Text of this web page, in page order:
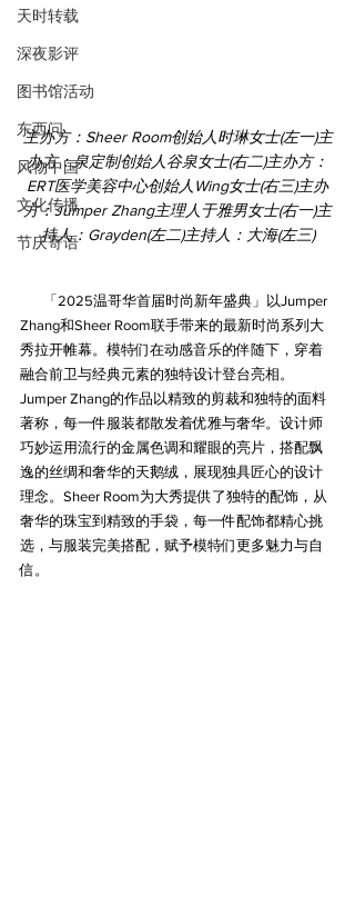
天时转载
深夜影评
图书馆活动
东西问
风物中国
文化传播
节庆寄语
主办方：Sheer Room创始人时琳女士(左一)主
办方：泉定制创始人谷泉女士(右二)主办方：
ERT医学美容中心创始人Wing女士(右三)主办
方：Jumper Zhang主理人于雅男女士(右一)主
持人：Grayden(左二)主持人：大海(左三)
Zhang和Sheer Room联手带来的最新时尚系列大
秀拉开帷幕。模特们在动感音乐的伴随下，穿着
融合前卫与经典元素的独特设计登台亮相。
Jumper Zhang的作品以精致的剪裁和独特的面料
著称，每一件服装都散发着优雅与奢华。设计师
巧妙运用流行的金属色调和耀眼的亮片，搭配飘
逸的丝绸和奢华的天鹅绒，展现独具匠心的设计
理念。Sheer Room为大秀提供了独特的配饰，从
奢华的珠宝到精致的手袋，每一件配饰都精心挑
选，与服装完美搭配，赋予模特们更多魅力与自
信。